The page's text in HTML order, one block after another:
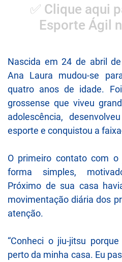
✅ Clique aqui
Esporte Ágil
Nascida em 24 de abril
Ana Laura mudou-se
quatro anos de idade.
grossense que viveu
adolescência,
esporte e conquistou a
O primeiro contato com o
forma simples,
Próximo de sua casa
movimentação diária dos
atenção.
“Conheci o jiu-jitsu
perto da minha casa. Eu